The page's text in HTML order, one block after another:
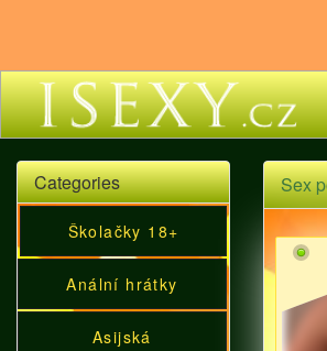
Categories
Školačky 18+
Anální hrátky
Asijská
Sex